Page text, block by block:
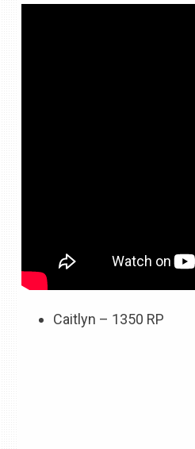
Caitlyn – 1350 RP